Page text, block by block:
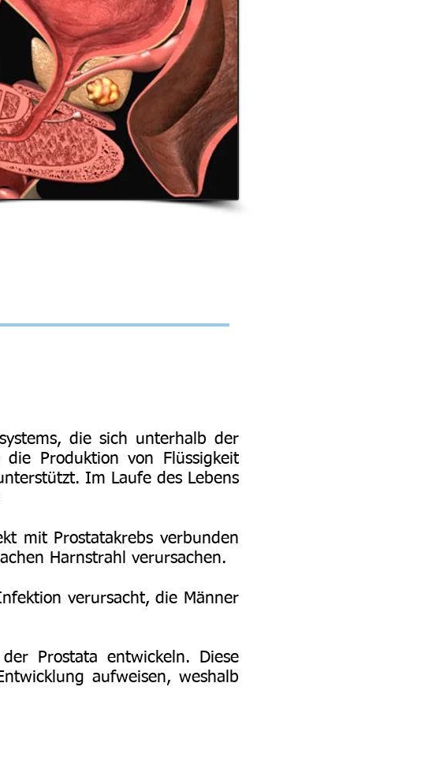
die sich unterhalb der
Produktion von Flüssigkeit
Im Laufe des Lebens
mit Prostatakrebs verbunden
Harnstrahl verursachen.
verursacht, die Männer
Prostata entwickeln. Diese
aufweisen, weshalb